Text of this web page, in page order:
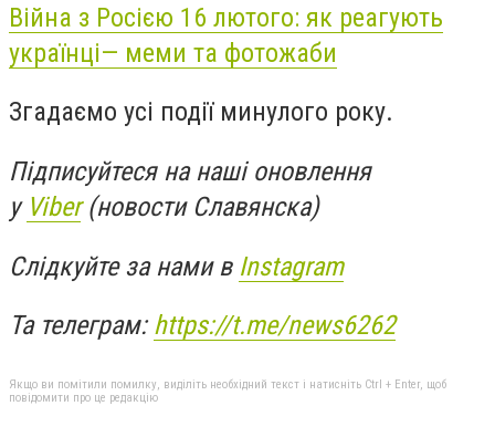
Війна з Росією 16 лютого: як реагують
українці— меми та фотожаби
Згадаємо усі події минулого року.
Підписуйтеся на наші оновлення
у Viber(новости Славянска)
Слідкуйте за нами в Instagram
Та телеграм:https://t.me/news6262
Якщо ви помітили помилку, виділіть необхідний текст і натисніть Ctrl + Enter, щоб
повідомити про це редакцію